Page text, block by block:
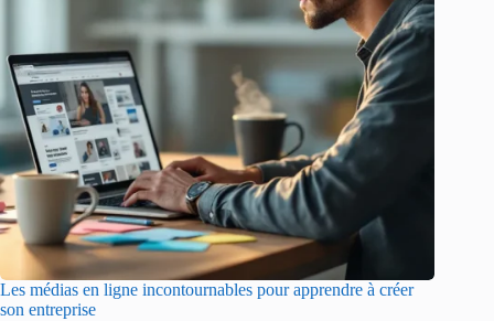
Les médias en ligne incontournables pour apprendre à créer
son entreprise